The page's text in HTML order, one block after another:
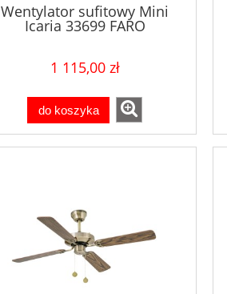
Wentylator sufitowy Mini
Icaria 33699 FARO
1 115,00 zł
do koszyka